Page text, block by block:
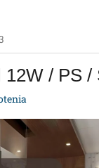
12W / PS